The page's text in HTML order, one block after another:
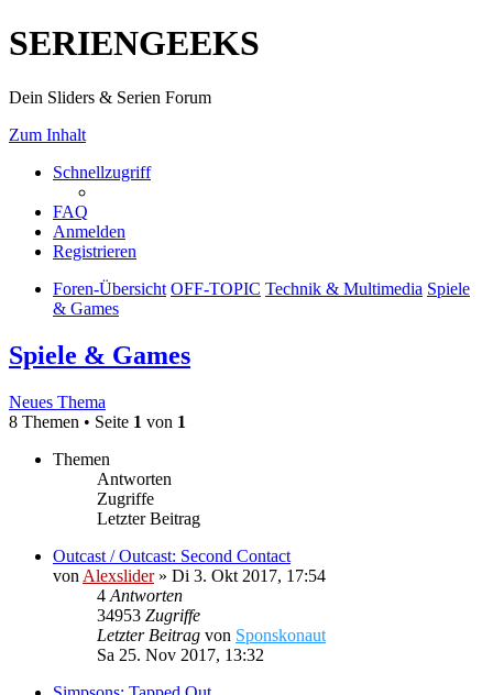
SERIENGEEKS
Dein Sliders & Serien Forum
Zum Inhalt
Schnellzugriff
FAQ
Anmelden
Registrieren
Foren-Übersicht OFF-TOPIC Technik & Multimedia Spiele
& Games
Spiele & Games
Neues Thema
8 Themen • Seite 1 von 1
Themen
Antworten
Zugriffe
Letzter Beitrag
Outcast / Outcast: Second Contact
von Alexslider» Di 3. Okt 2017, 17:54
4 Antworten
34953 Zugriffe
Letzter Beitrag von Sponskonaut
Sa 25. Nov 2017, 13:32